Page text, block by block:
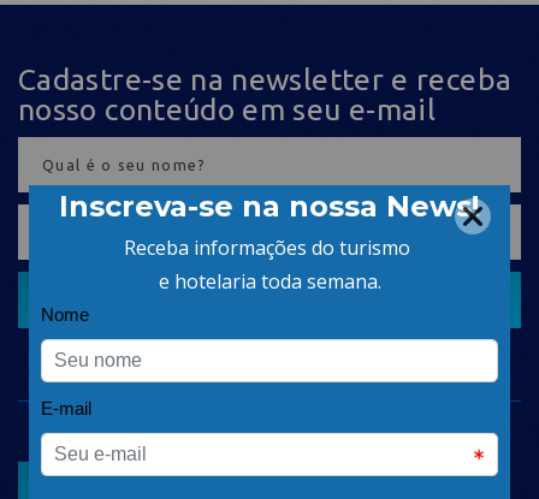
Cadastre-se na newsletter e receba
nosso conteúdo em seu e-mail